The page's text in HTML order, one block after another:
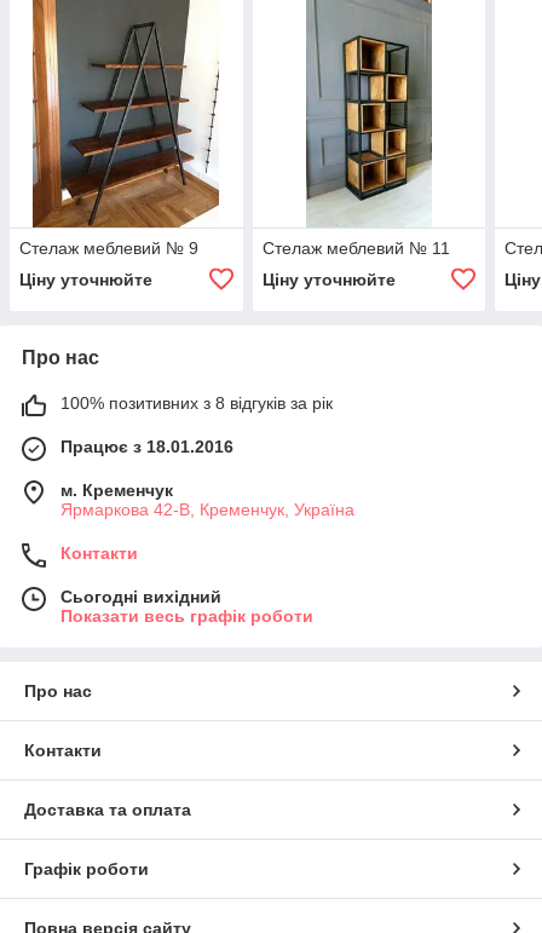
Стелаж меблевий № 9
Ціну уточнюйте
Стелаж меблевий № 11
Ціну уточнюйте
Про нас
100% позитивних з 8 відгуків за рік
Працює з 18.01.2016
м. Кременчук
Ярмаркова 42-В, Кременчук, Україна
Контакти
Сьогодні вихідний
Показати весь графік роботи
Про нас
Контакти
Доставка та оплата
Графік роботи
Повна версія сайту